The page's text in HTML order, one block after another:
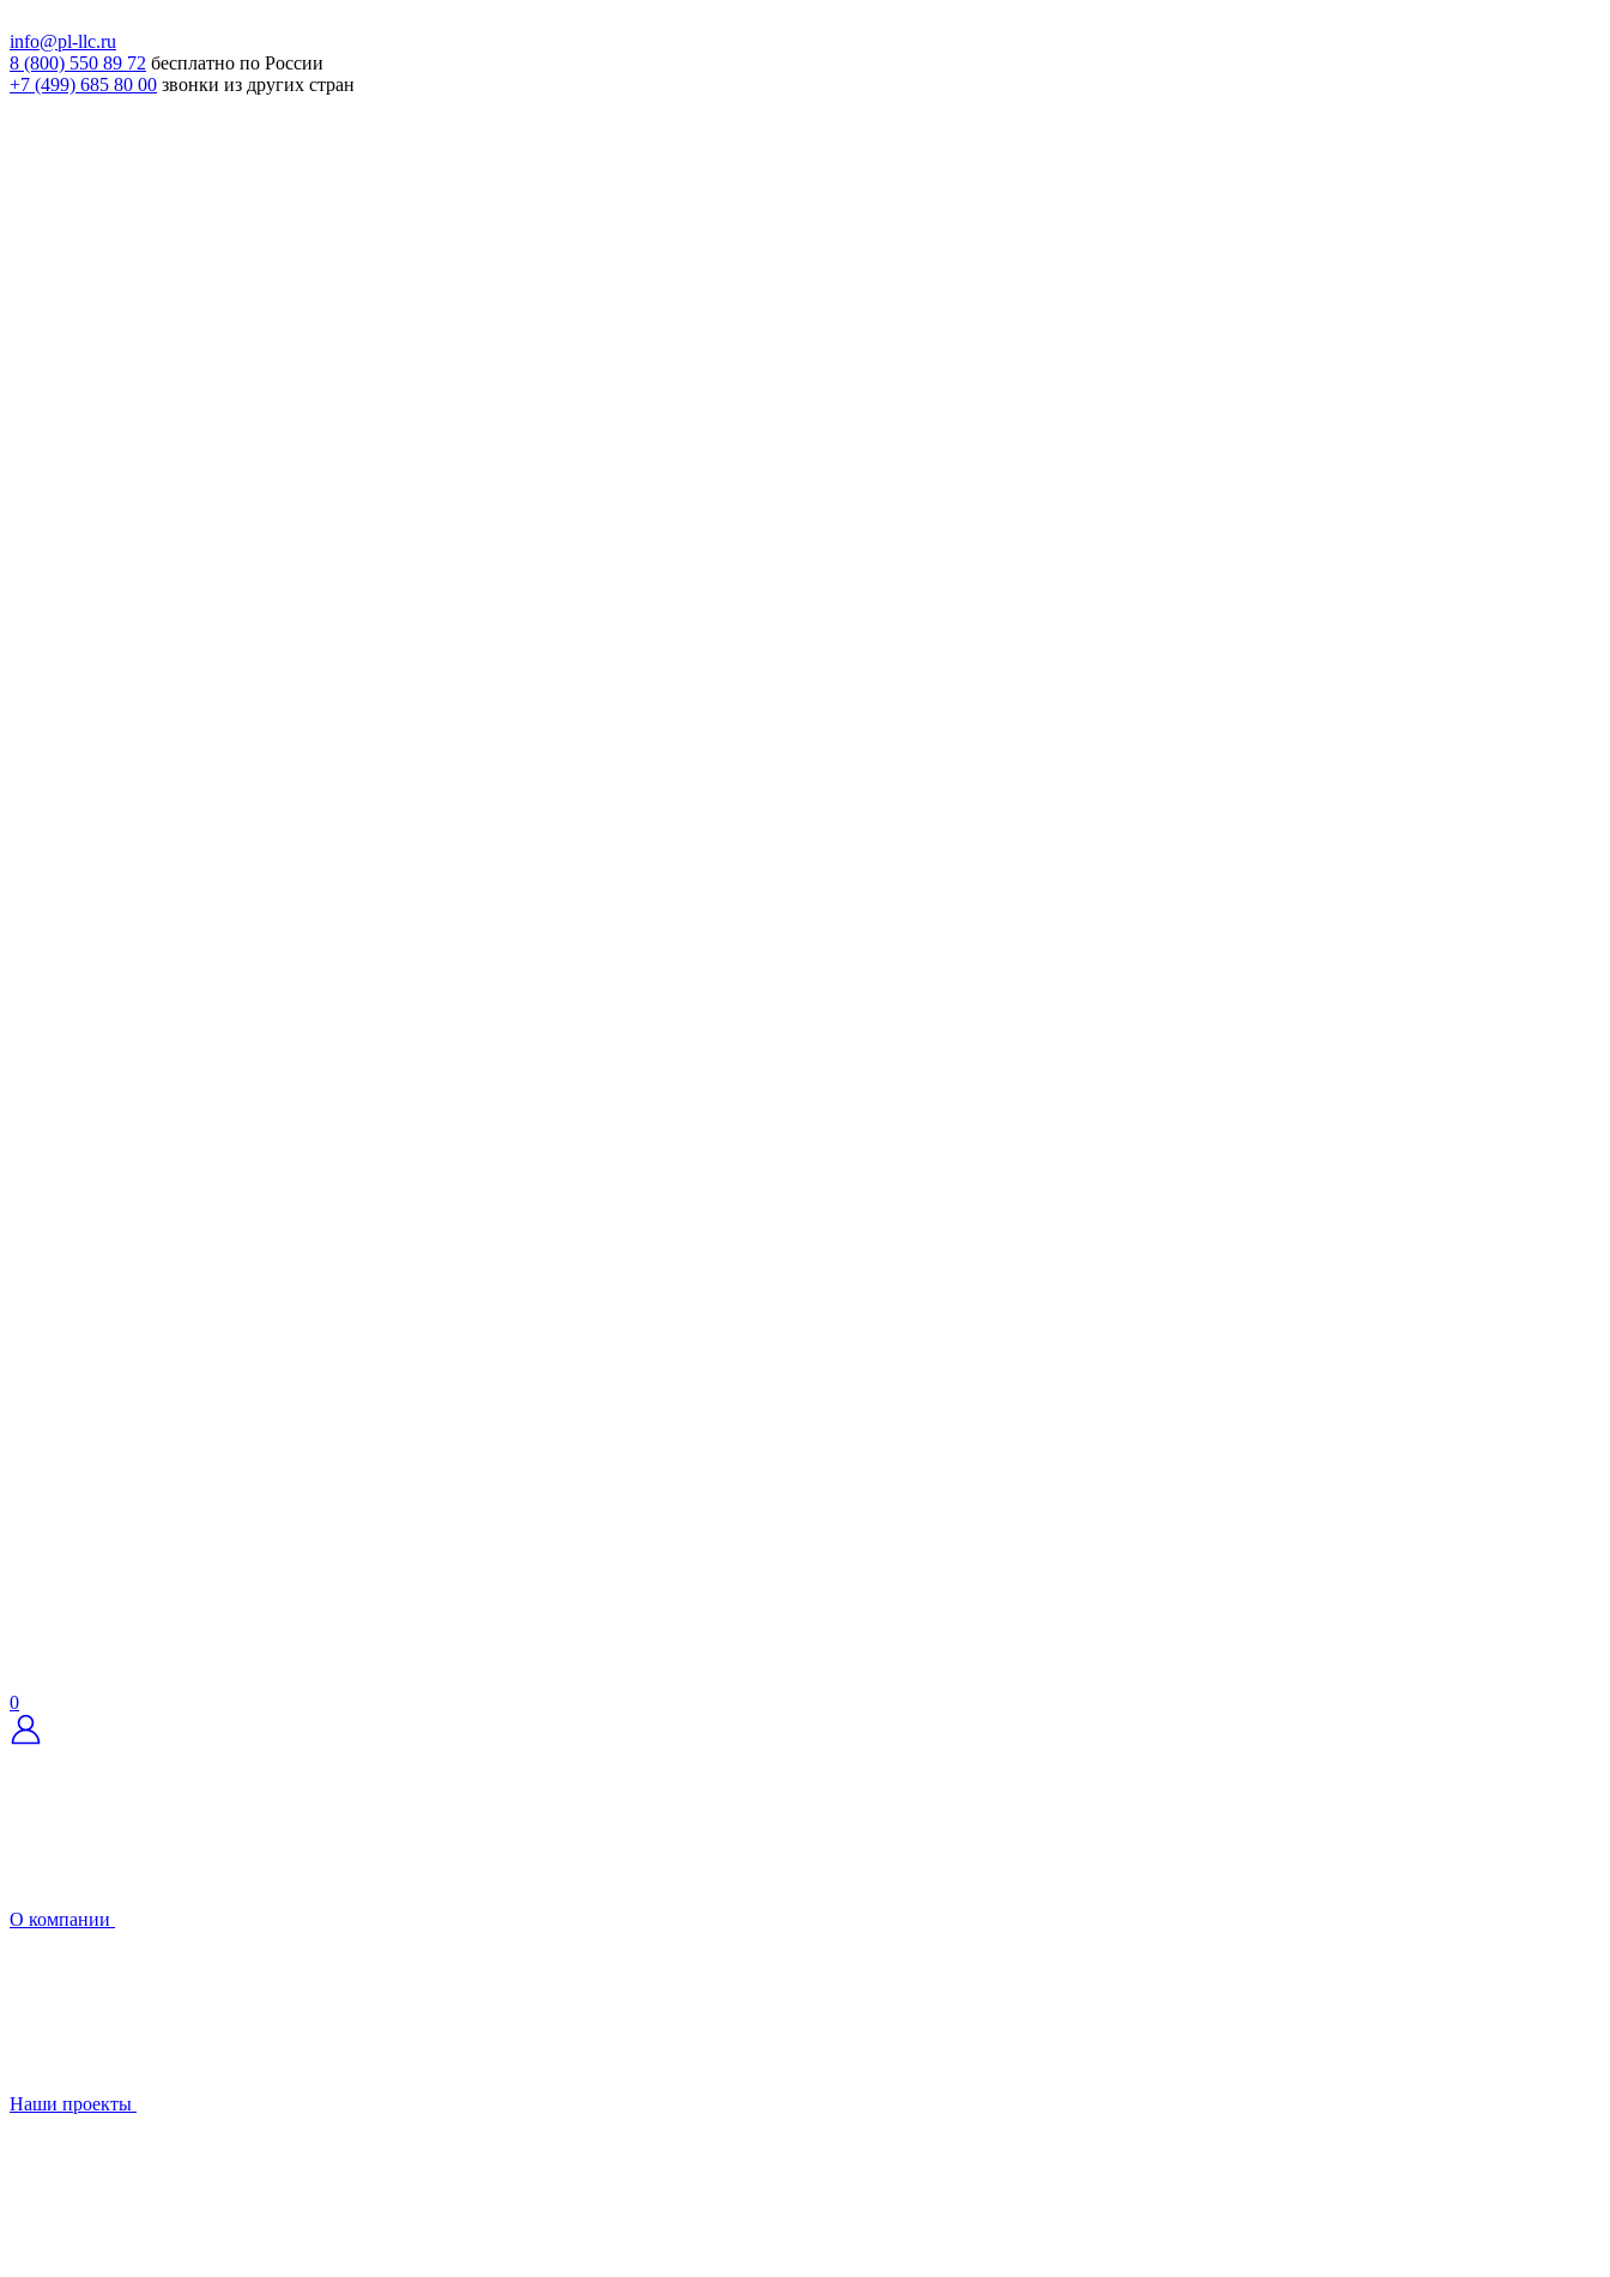
info@pl-llc.ru
8 (800) 550 89 72 бесплатно по России
+7 (499) 685 80 00 звонки из других стран
0
О компании
Наши проекты